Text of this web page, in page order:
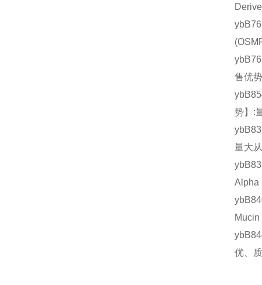
售优
势】:
量大
优、